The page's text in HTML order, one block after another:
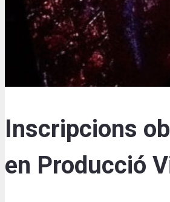
Inscripcions
en Producció